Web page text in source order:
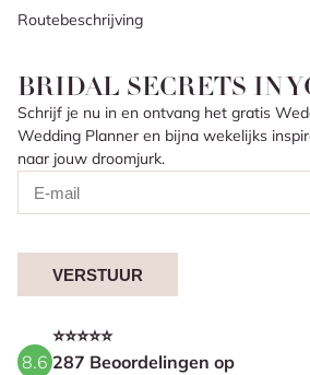
Routebeschrijving
BRIDAL SECRETS IN
Schrijf je nu in en ontvang het gratis
Wedding Planner en bijna wekelijks
naar jouw droomjurk.
VERSTUUR
8.6
⭐⭐⭐⭐⭐
287 Beoordelingen op